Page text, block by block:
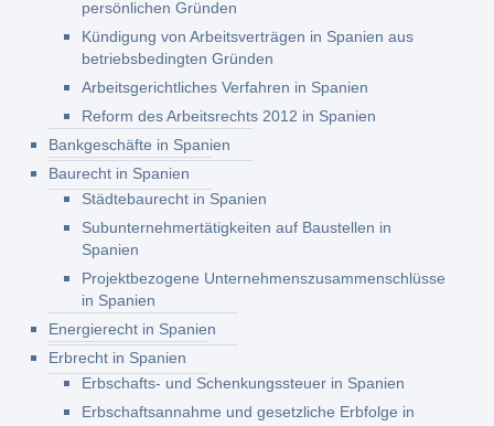
persönlichen Gründen
Kündigung von Arbeitsverträgen in Spanien aus
betriebsbedingten Gründen
Arbeitsgerichtliches Verfahren in Spanien
Reform des Arbeitsrechts 2012 in Spanien
Bankgeschäfte in Spanien
Baurecht in Spanien
Städtebaurecht in Spanien
Subunternehmertätigkeiten auf Baustellen in
Spanien
Projektbezogene Unternehmenszusammenschlüsse
in Spanien
Energierecht in Spanien
Erbrecht in Spanien
Erbschafts- und Schenkungssteuer in Spanien
Erbschaftsannahme und gesetzliche Erbfolge in